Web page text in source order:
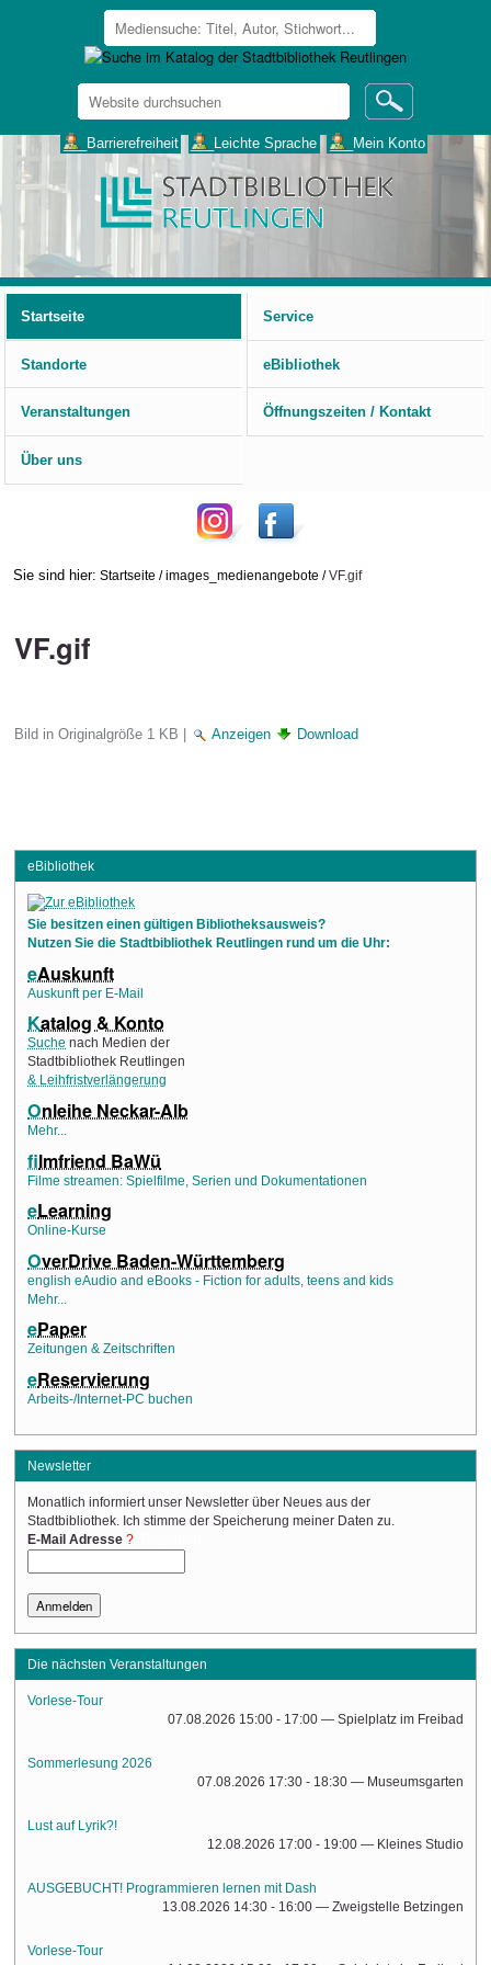
Website
durchsuchen
___Barrierefreiheit ___Leichte Sprache ___Mein Konto
Startseite
Service
Standorte eBibliothek
Veranstaltungen Öffnungszeiten / Kontakt
Über uns
Sie sind hier: Startseite /images_medienangebote /VF.gif
VF.gif
Bild in Originalgröße 1 KB | Anzeigen Download
eBibliothek
Sie besitzen einen gültigen Bibliotheksausweis?
Nutzen Sie die Stadtbibliothek Reutlingen rund um die Uhr:
eAuskunft
Auskunft per E-Mail
Katalog & Konto
Suche nach Medien der
Stadtbibliothek Reutlingen
& Leihfristverlängerung
Onleihe Neckar-Alb
Mehr...
filmfriend BaWü
Filme streamen: Spielfilme, Serien und Dokumentationen
eLearning
Online-Kurse
OverDrive Baden-Württemberg
english eAudio and eBooks - Fiction for adults, teens and kids
Mehr...
ePaper
Zeitungen & Zeitschriften
eReservierung
Arbeits-/Internet-PC buchen
Newsletter
Monatlich informiert unser Newsletter über Neues aus der
Stadtbibliothek. Ich stimme der Speicherung meiner Daten zu.
E-Mail Adresse
Die nächsten Veranstaltungen
Vorlese-Tour
07.08.2026 15:00 - 17:00 — Spielplatz im Freibad
Sommerlesung 2026
07.08.2026 17:30 - 18:30 — Museumsgarten
Lust auf Lyrik?!
12.08.2026 17:00 - 19:00 — Kleines Studio
AUSGEBUCHT! Programmieren lernen mit Dash
13.08.2026 14:30 - 16:00 — Zweigstelle Betzingen
Vorlese-Tour